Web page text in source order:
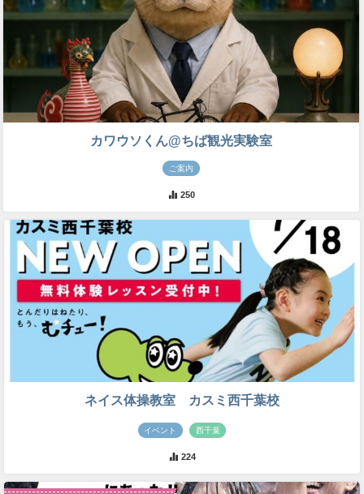
カワウソくん@ちば観光実験室
ご案内
250
ネイス体操教室 カスミ西千葉校
イベント 西千葉
224